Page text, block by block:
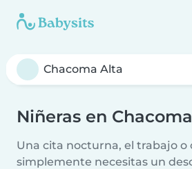
Niñeras en
Una cita nocturna, el trabajo o
simplemente necesitas un